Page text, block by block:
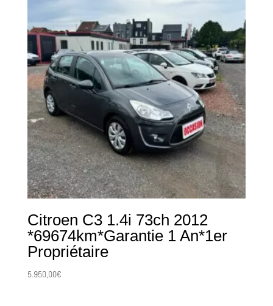
Citroen C3 1.4i 73ch 2012
*69674km*Garantie 1 An*1er
Propriétaire
5.950,00€